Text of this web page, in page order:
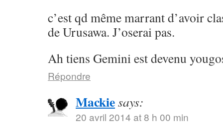
c’est qd même marrant d’avoir
de Urusawa. J’oserai pas.
Ah tiens Gemini est devenu
Répondre
Mackiesays:
20 avril 2014 at 8 h 00 min